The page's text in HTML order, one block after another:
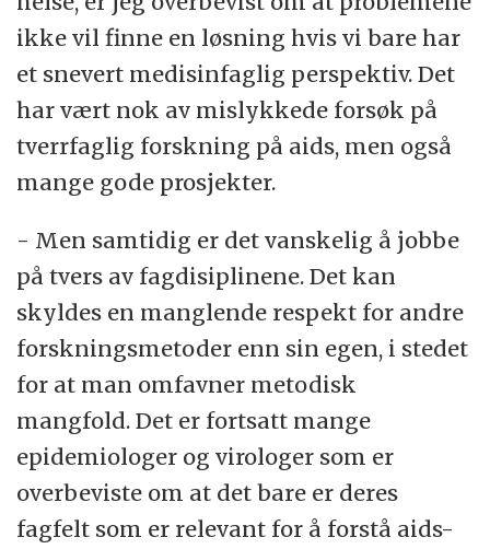
ikke vil finne en løsning hvis vi bare har
et snevert medisinfaglig perspektiv. Det
har vært nok av mislykkede forsøk på
tverrfaglig forskning på aids, men også
mange gode prosjekter.
- Men samtidig er det vanskelig å jobbe
på tvers av fagdisiplinene. Det kan
skyldes en manglende respekt for andre
forskningsmetoder enn sin egen, i stedet
for at man omfavner metodisk
mangfold. Det er fortsatt mange
epidemiologer og virologer som er
overbeviste om at det bare er deres
fagfelt som er relevant for å forstå aids-